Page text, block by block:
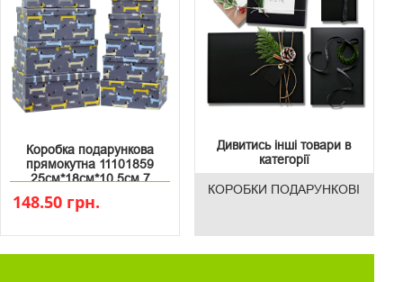
Коробка подарункова
прямокутна 11101859
25см*18см*10.5см 7
148.50 грн.
Дивитись інші товари в
категорії
КОРОБКИ ПОДАРУНКОВІ